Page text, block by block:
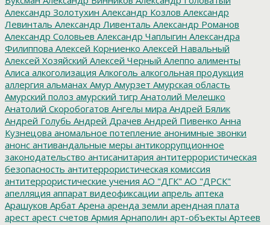
Александр Золотухин Александр Козлов Александр
Левинталь Александр Ливенталь Александр Романов
Александр Соловьев Александр Чаплыгин Александра
Филиппова Алексей Корниенко Алексей Навальный
Алексей Хозяйский Алексей Черный Алеппо алименты
Алиса алкоголизация Алкоголь алкогольная продукция
аллергия альманах Амур Амурзет Амурская область
Амурский полоз амурский тигр Анатолий Мелешко
Анатолий Скоробогатов Ангелы мира Андрей Бялик
Андрей Голубь Андрей Драчев Андрей Пивенко Анна
Кузнецова аномальное потепление анонимные звонки
анонс антивандальные меры антикоррупционное
законодательство антисанитария антитеррористическая
безопасность антитеррористическая комиссия
антитеррористические учения АО "ДГК" АО "ДРСК"
апелляция аппарат видеофиксации апрель аптека
Арашуков Арбат Арена аренда земли арендная плата
арест арест счетов Армия Арнаполин арт-объекты Артеев